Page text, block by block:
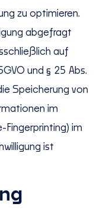
zu optimieren.
abgefragt
auf
und § 25 Abs.
Speicherung von
im
Fingerprinting) im
ist